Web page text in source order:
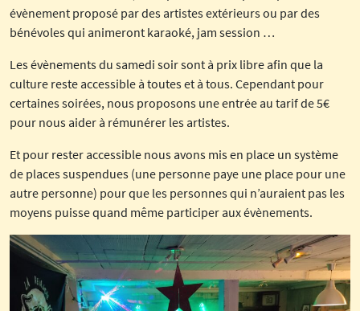
évènement proposé par des artistes extérieurs ou par des
bénévoles qui animeront karaoké, jam session …
Les évènements du samedi soir sont à prix libre afin que la
culture reste accessible à toutes et à tous. Cependant pour
certaines soirées, nous proposons une entrée au tarif de 5€
pour nous aider à rémunérer les artistes.
Et pour rester accessible nous avons mis en place un système
de places suspendues (une personne paye une place pour une
autre personne) pour que les personnes qui n’auraient pas les
moyens puisse quand même participer aux évènements.